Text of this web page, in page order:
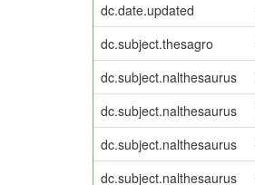
dc.date.updated
dc.subject.thesagro
dc.subject.nalthesaurus
dc.subject.nalthesaurus
dc.subject.nalthesaurus
dc.subject.nalthesaurus